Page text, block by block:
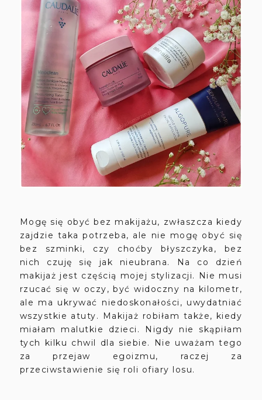
Mogę się obyć bez makijażu, zwłaszcza kiedy
zajdzie taka potrzeba, ale nie mogę obyć się
bez szminki, czy choćby błyszczyka, bez
nich czuję się jak nieubrana. Na co dzień
makijaż jest częścią mojej stylizacji. Nie musi
rzucać się w oczy, być widoczny na kilometr,
ale ma ukrywać niedoskonałości, uwydatniać
wszystkie atuty. Makijaż robiłam także, kiedy
miałam malutkie dzieci. Nigdy nie skąpiłam
tych kilku chwil dla siebie. Nie uważam tego
za przejaw egoizmu, raczej za
przeciwstawienie się roli ofiary losu.